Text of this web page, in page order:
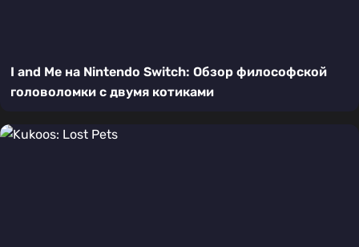
I and Me на Nintendo Switch: Обзор философской
головоломки с двумя котиками